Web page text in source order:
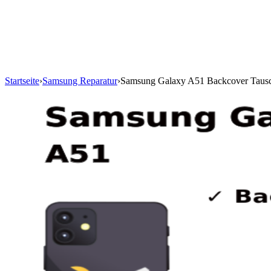
Startseite›Samsung Reparatur›Samsung Galaxy A51 Backcover